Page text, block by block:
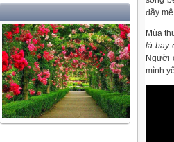
đầy
Mùa
lá bay
Người
mình